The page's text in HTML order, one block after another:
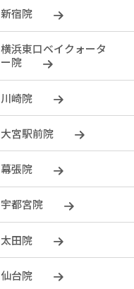
新宿院
横浜東口ベイクォータ
ー院
川崎院
大宮駅前院
幕張院
宇都宮院
太田院
仙台院